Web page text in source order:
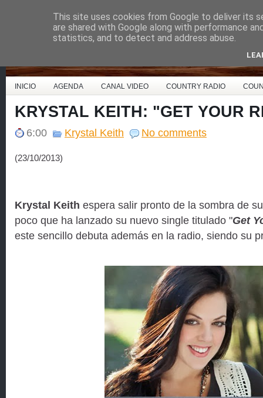
Country Music España
INICIO AGENDA CANAL VIDEO COUNTRY RADIO
KRYSTAL KEITH: "GET YOUR
6:00 Krystal Keith No comments
(23/10/2013)
Krystal Keith espera salir pronto de la sombra de
poco que ha lanzado su nuevo single titulado "Get
este sencillo debuta además en la radio, siendo su
This site uses cookies from Google to deliver its
are shared with Google along with performance
statistics, and to detect and address abuse.